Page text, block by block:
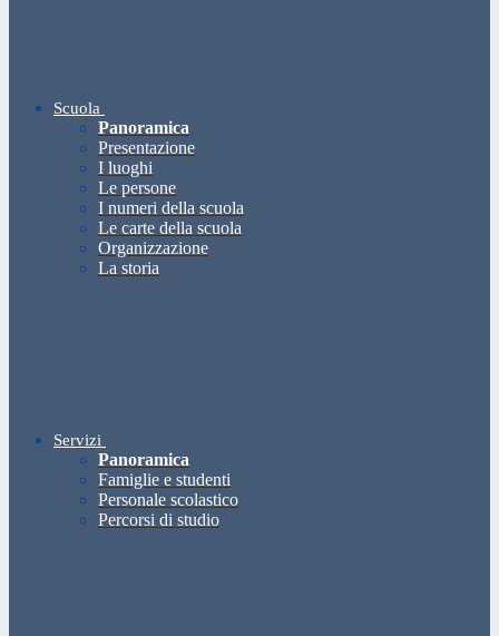
Scuola
Panoramica
Presentazione
I luoghi
Le persone
I numeri della scuola
Le carte della scuola
Organizzazione
La storia
Servizi
Panoramica
Famiglie e studenti
Personale scolastico
Percorsi di studio